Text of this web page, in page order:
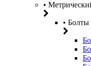
•
• Болты